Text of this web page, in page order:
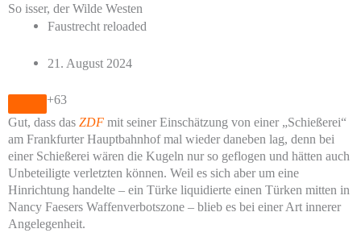
So isser, der Wilde Westen
Faustrecht reloaded
21. August 2024
+63
Gut, dass das ZDF mit seiner Einschätzung von einer „Schießerei“
am Frankfurter Hauptbahnhof mal wieder daneben lag, denn bei
einer Schießerei wären die Kugeln nur so geflogen und hätten auch
Unbeteiligte verletzten können. Weil es sich aber um eine
Hinrichtung handelte – ein Türke liquidierte einen Türken mitten in
Nancy Faesers Waffenverbotszone – blieb es bei einer Art innerer
Angelegenheit.